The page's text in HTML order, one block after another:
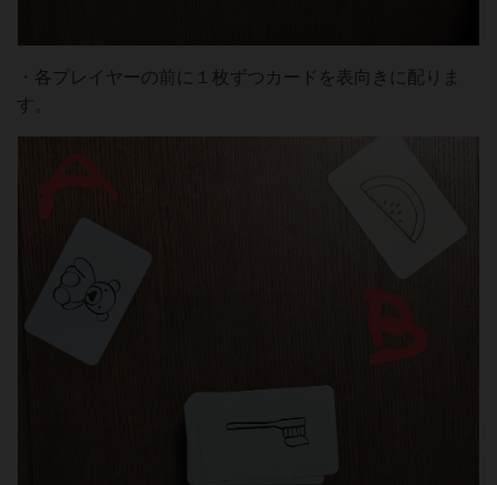
・各プレイヤーの前に１枚ずつカードを表向きに配りま
す。